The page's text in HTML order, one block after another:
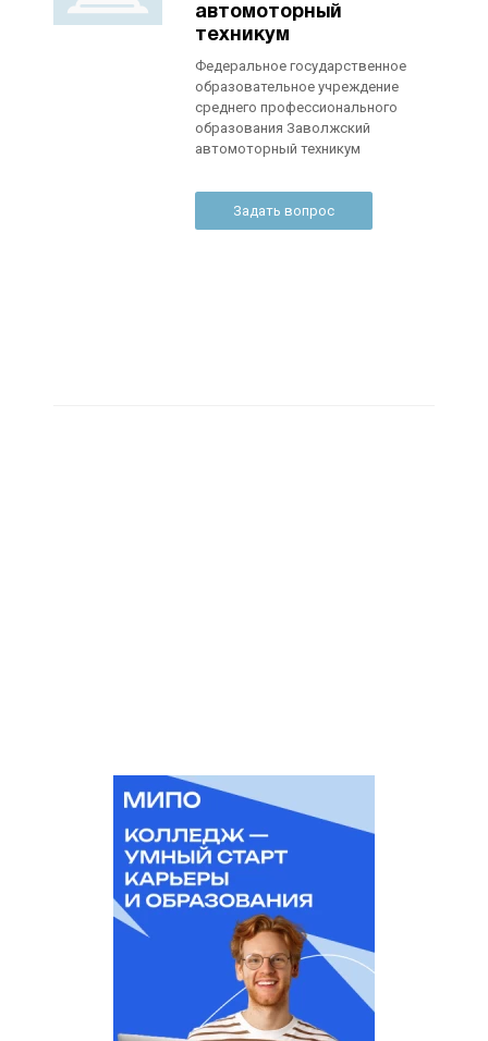
автомоторный
техникум
Федеральное государственное
образовательное учреждение
среднего профессионального
образования Заволжский
автомоторный техникум
Задать вопрос